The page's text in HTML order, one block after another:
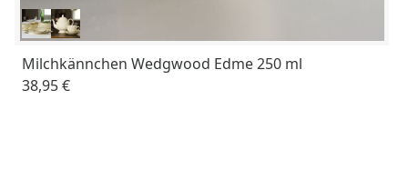
Milchkännchen Wedgwood Edme 250 ml
38,95 €